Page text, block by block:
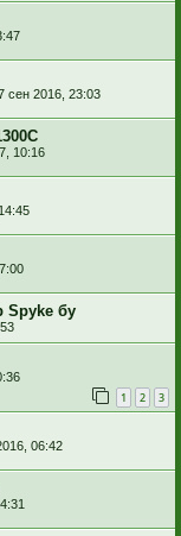
сен 2016, 23:03
10:16
Spyke бу
1 2 3
06:42